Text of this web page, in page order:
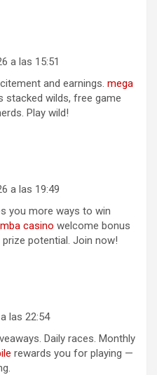
a las 15:51
and earnings. mega
stacked wilds, free game
Play wild!
a las 19:49
you more ways to win
casino welcome bonus
potential. Join now!
las 22:54
Daily races. Monthly
rewards you for playing —